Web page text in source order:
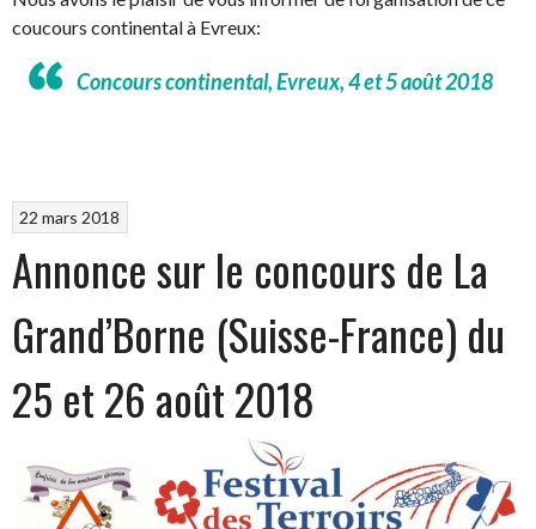
coucours continental à Evreux:
Concours continental, Evreux, 4 et 5 août 2018
22 mars 2018
Annonce sur le concours de La
Grand’Borne (Suisse-France) du
25 et 26 août 2018